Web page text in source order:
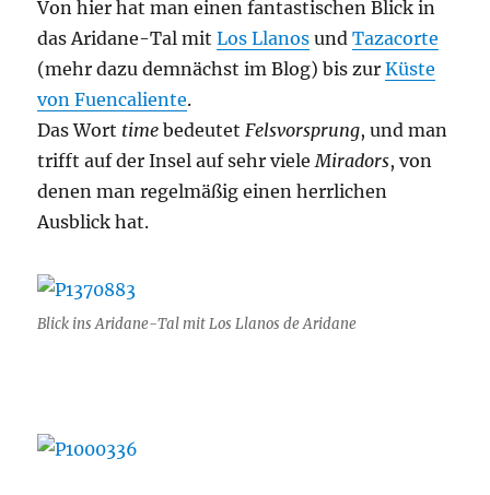
Von hier hat man einen fantastischen Blick in
das Aridane-Tal mitLos Llanos undTazacorte
(mehr dazu demnächst im Blog) bis zurKüste
von Fuencaliente.
Das Wort timebedeutet Felsvorsprung, und man
trifft auf der Insel auf sehr viele Miradors, von
denen man regelmäßig einen herrlichen
Ausblick hat.
Blick ins Aridane-Tal mit Los Llanos de Aridane